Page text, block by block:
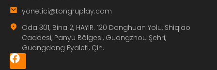
yönetici@tongruplay.com
Oda 301, Bina 2, HAYIR. 120 Donghuan Yolu, Shiqiao
Caddesi, Panyu Bölgesi, Guangzhou Şehri,
Guangdong Eyaleti, Çin.